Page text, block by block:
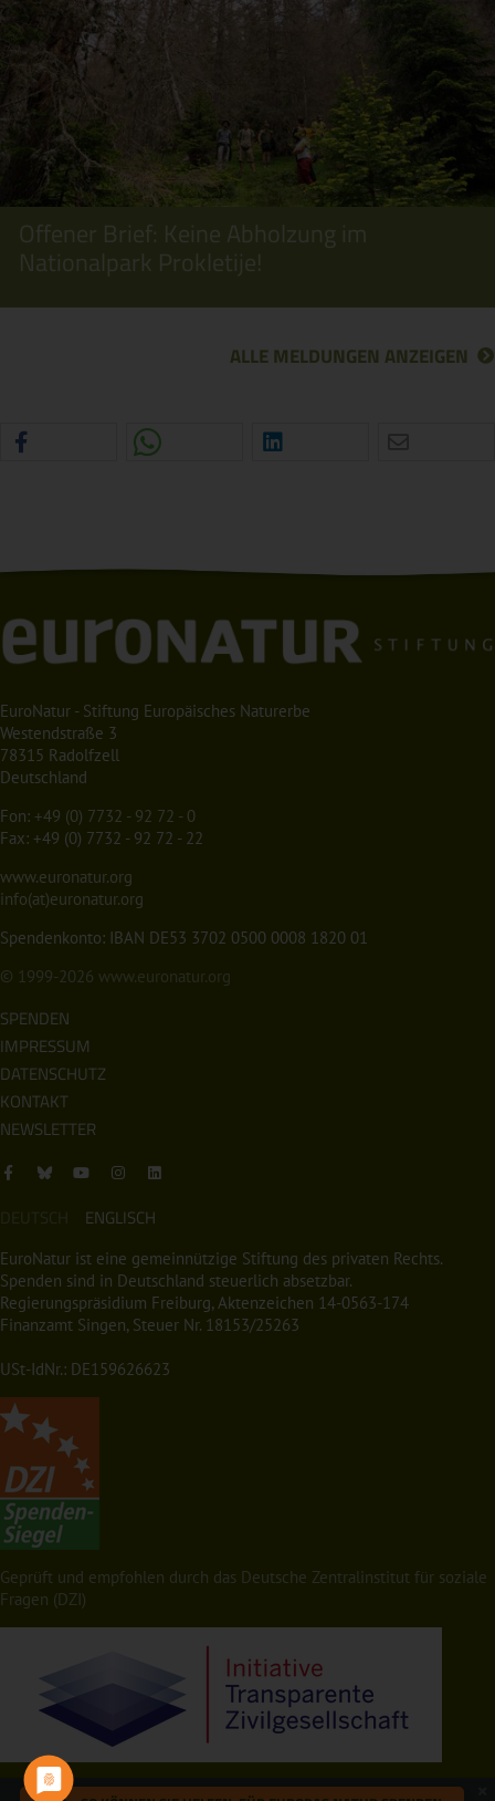
Offener Brief: Keine Abholzung im
Nationalpark Prokletije!
ALLE MELDUNGEN ANZEIGEN
EuroNatur - Stiftung Europäisches Naturerbe
Westendstraße 3
78315 Radolfzell
Deutschland
Fon: +49 (0) 7732 - 92 72 - 0
Fax: +49 (0) 7732 - 92 72 - 22
www.euronatur.org
info(at)euronatur.org
Spendenkonto: IBAN DE53 3702 0500 0008 1820 01
© 1999-2026 www.euronatur.org
SPENDEN
IMPRESSUM
DATENSCHUTZ
KONTAKT
NEWSLETTER
DEUTSCH ENGLISCH
EuroNatur ist eine gemeinnützige Stiftung des privaten Rechts.
Spenden sind in Deutschland steuerlich absetzbar.
Regierungspräsidium Freiburg, Aktenzeichen 14-0563-174
Finanzamt Singen, Steuer Nr. 18153/25263
USt-IdNr.: DE159626623
Geprüft und empfohlen durch das Deutsche Zentralinstitut für soziale
Fragen (DZI)